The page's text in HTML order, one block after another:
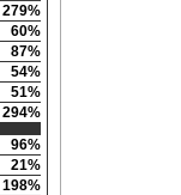
279%
60%
87%
54%
51%
294%
96%
21%
198%